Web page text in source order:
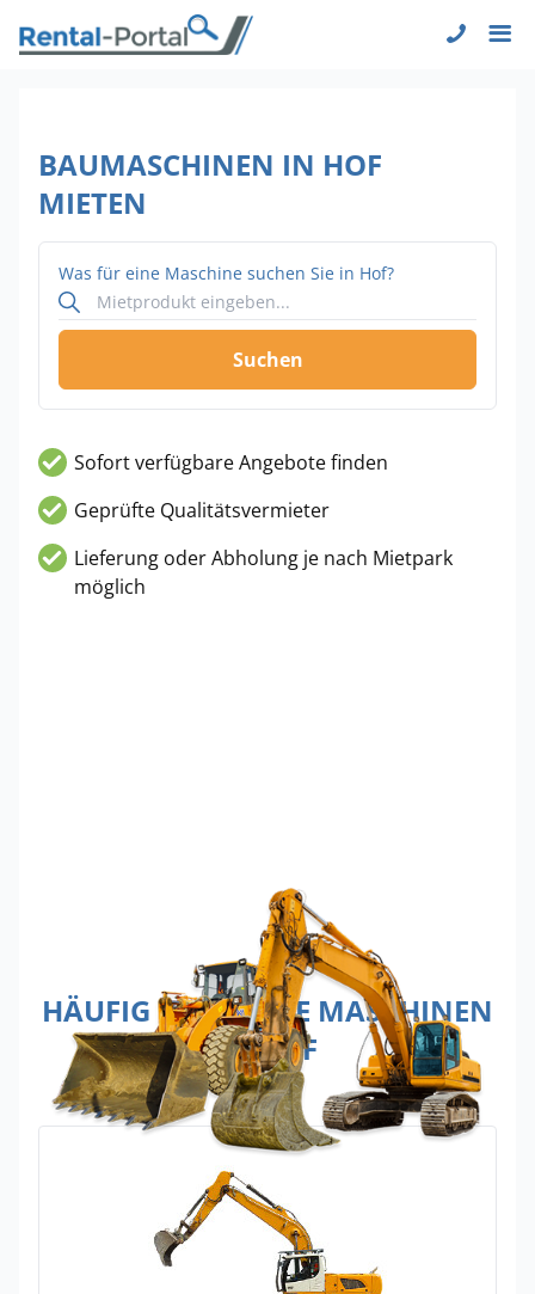
BAUMASCHINEN IN HOF
MIETEN
Was für eine Maschine suchen Sie in Hof?
Suchen
Sofort verfügbare Angebote finden
Geprüfte Qualitätsvermieter
Lieferung oder Abholung je nach Mietpark
möglich
HÄUFIG GEMIETETE MASCHINEN
IN HOF